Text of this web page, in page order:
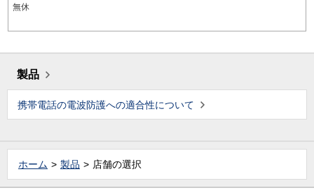
無休
製品
携帯電話の電波防護への適合性について
ホーム 製品 店舗の選択